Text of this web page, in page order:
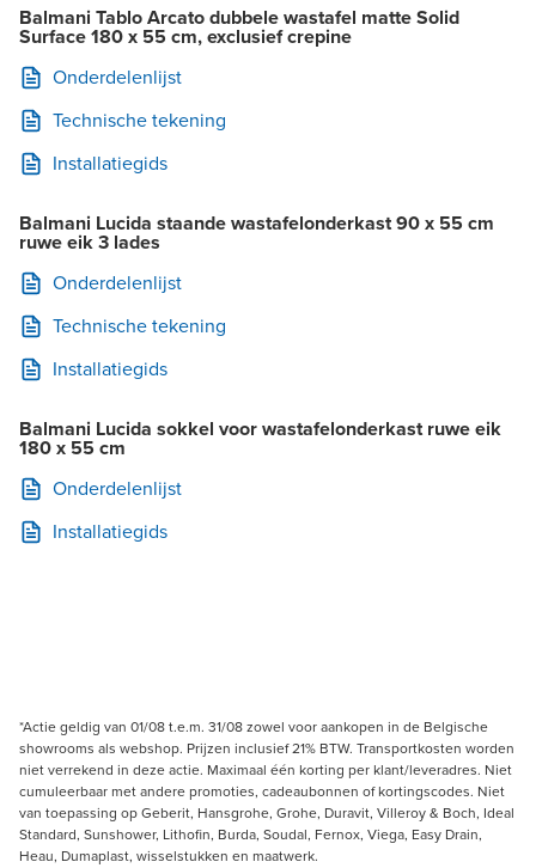
Balmani Tablo Arcato dubbele wastafel matte Solid
Surface 180 x 55 cm, exclusief crepine
Onderdelenlijst
Technische tekening
Installatiegids
Balmani Lucida staande wastafelonderkast 90 x 55 cm
ruwe eik 3 lades
Onderdelenlijst
Technische tekening
Installatiegids
Balmani Lucida sokkel voor wastafelonderkast ruwe eik
180 x 55 cm
Onderdelenlijst
Installatiegids
*Actie geldig van 01/08 t.e.m. 31/08 zowel voor aankopen in de Belgische
showrooms als webshop. Prijzen inclusief 21% BTW. Transportkosten worden
niet verrekend in deze actie. Maximaal één korting per klant/leveradres. Niet
cumuleerbaar met andere promoties, cadeaubonnen of kortingscodes. Niet
van toepassing op Geberit, Hansgrohe, Grohe, Duravit, Villeroy & Boch, Ideal
Standard, Sunshower, Lithofin, Burda, Soudal, Fernox, Viega, Easy Drain,
Heau, Dumaplast, wisselstukken en maatwerk.